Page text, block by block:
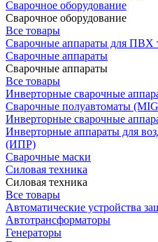
Сварочное оборудование
Сварочное оборудование
Все товары
Сварочные аппараты для ПВХ
Сварочные аппараты
Сварочные аппараты
Все товары
Инверторные сварочные
Сварочные полуавтоматы
Инверторные сварочные
Инверторные аппараты для
(ИПР)
Сварочные маски
Силовая техника
Силовая техника
Все товары
Автоматические устройства
Автотрансформаторы
Генераторы